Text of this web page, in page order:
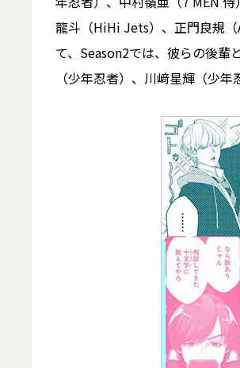
龍斗（HiHi Jets）、正門良規
て、Season2では、彼らの後輩
（少年忍者）、川﨑星輝（少